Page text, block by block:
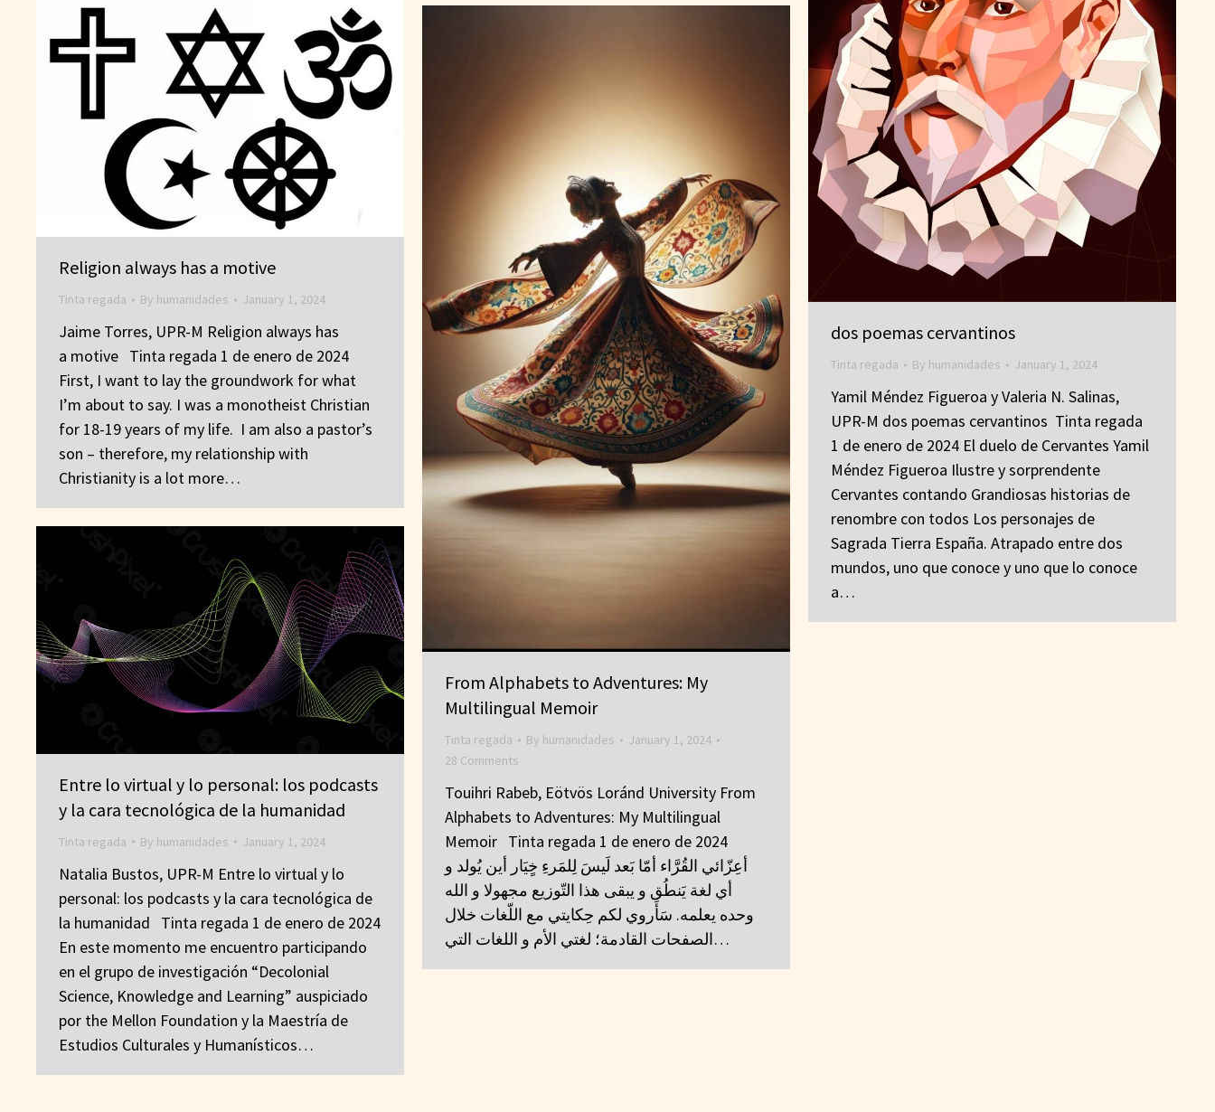
dos poemas cervantinos
Tinta regada By humanidades January 1, 2024
Yamil Méndez Figueroa y Valeria N. Salinas,
UPR-M dos poemas cervantinos Tinta regada
1 de enero de 2024 El duelo de Cervantes Yamil
Méndez Figueroa Ilustre y sorprendente
Cervantes contando Grandiosas historias de
renombre con todos Los personajes de
Sagrada Tierra España. Atrapado entre dos
mundos, uno que conoce y uno que lo conoce
a…
Religion always has a motive
Tinta regada By humanidades January 1, 2024
Jaime Torres, UPR-M Religion always has
a motive Tinta regada 1 de enero de 2024
First, I want to lay the groundwork for what
I’m about to say. I was a monotheist Christian
for 18-19 years of my life. I am also a pastor’s
son – therefore, my relationship with
Christianity is a lot more…
From Alphabets to Adventures: My
Multilingual Memoir
Tinta regada By humanidades
January 1, 2024
28 Comments
Touihri Rabeb, Eötvös Loránd University From
Alphabets to Adventures: My Multilingual
Memoir Tinta regada 1 de enero de 2024
أعِزّائي القُرَّاء أمّا بَعد لَيسَ لِلمَرءِ خٍيَار أين يُولد و
أي لغة يَنطُق و يبقى هذا التّوزيع مجهولا و الله
وحده يعلمه. سَأَروي لكم حِكايتي مع اللّغات خلال
الصفحات القادمة؛ لغتي الأم و اللغات التي…
Entre lo virtual y lo personal: los podcasts
y la cara tecnológica de la humanidad
Tinta regada By humanidades January 1, 2024
Natalia Bustos, UPR-M Entre lo virtual y lo
personal: los podcasts y la cara tecnológica de
la humanidad Tinta regada 1 de enero de 2024
En este momento me encuentro participando
en el grupo de investigación “Decolonial
Science, Knowledge and Learning” auspiciado
por the Mellon Foundation y la Maestría de
Estudios Culturales y Humanísticos…